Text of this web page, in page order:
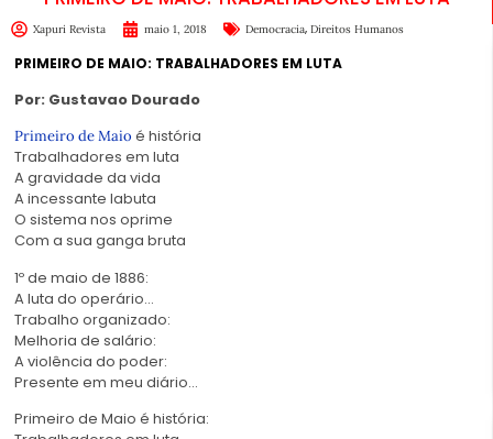
Xapuri Revista maio 1, 2018 Democracia, Direitos Humanos
PRIMEIRO DE MAIO: TRABALHADORES EM LUTA
Por: Gustavao Dourado
Primeiro de Maio é história
Trabalhadores em luta
A gravidade da vida
A incessante labuta
O sistema nos oprime
Com a sua ganga bruta
1º de maio de 1886:
A luta do operário…
Trabalho organizado:
Melhoria de salário:
A violência do poder:
Presente em meu diário…
Primeiro de Maio é história: